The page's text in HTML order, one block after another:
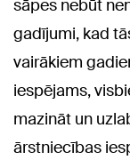
sāpes nebūt
gadījumi, kad
vairākiem
iespējams,
mazināt un
ārstniecības